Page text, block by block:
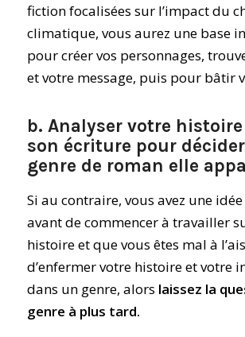
fiction focalisées sur l’impact du
climatique, vous aurez une base
pour créer vos personnages,
et votre message, puis pour bâtir
b. Analyser votre
son écriture pour
genre de roman elle
Si au contraire, vous avez une
avant de commencer à travailler
histoire et que vous êtes mal à
d’enfermer votre histoire et votre
dans un genre, alors laissez la
genre à plus tard.